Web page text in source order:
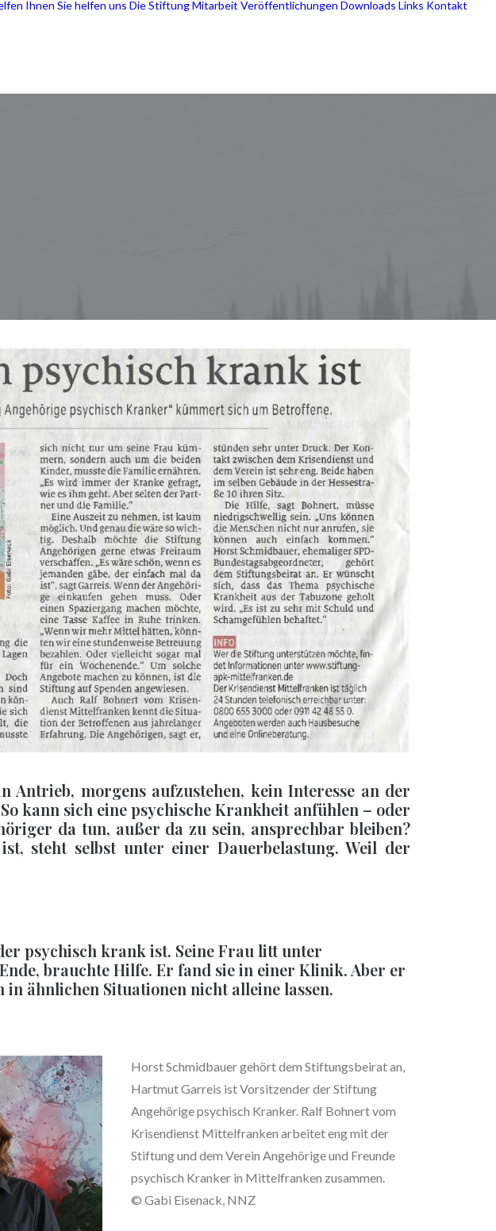
Ihnen Sie helfen uns Die StiftungMitarbeit Veröffentlichungen Downloads Links Kontakt
morgens aufzustehen, kein Interesse an der
kann sich eine psychische Krankheit anfühlen – oder
da tun, außer da zu sein, ansprechbar bleiben?
steht selbst unter einer Dauerbelastung. Weil der
psychisch krank ist. Seine Frau litt unter
brauchte Hilfe. Er fand sie in einer Klinik. Aber er
ähnlichen Situationen nicht alleine lassen.
Horst Schmidbauer gehört dem Stiftungsbeirat an,
Hartmut Garreis ist Vorsitzender der Stiftung
Angehörige psychisch Kranker. Ralf Bohnert vom
Krisendienst Mittelfranken arbeitet eng mit der
Stiftung und dem Verein Angehörige und Freunde
psychisch Kranker in Mittelfranken zusammen.
© Gabi Eisenack, NNZ